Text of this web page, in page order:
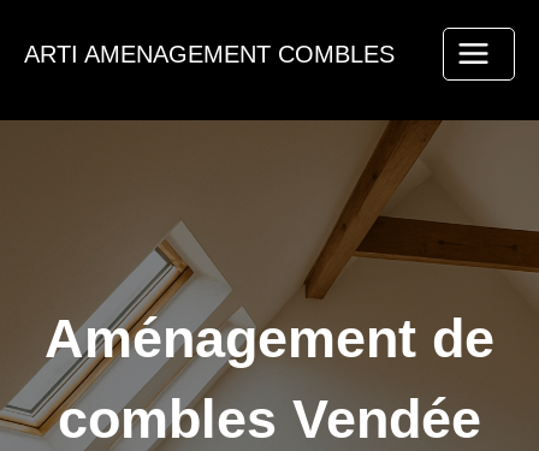
ARTI AMENAGEMENT COMBLES
Aménagement de
combles Vendée